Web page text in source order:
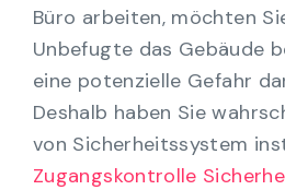
Büro arbeiten, möchten
Unbefugte das Gebäude
eine potenzielle Gefahr
Deshalb haben Sie
von Sicherheitssystem
Zugangskontrolle